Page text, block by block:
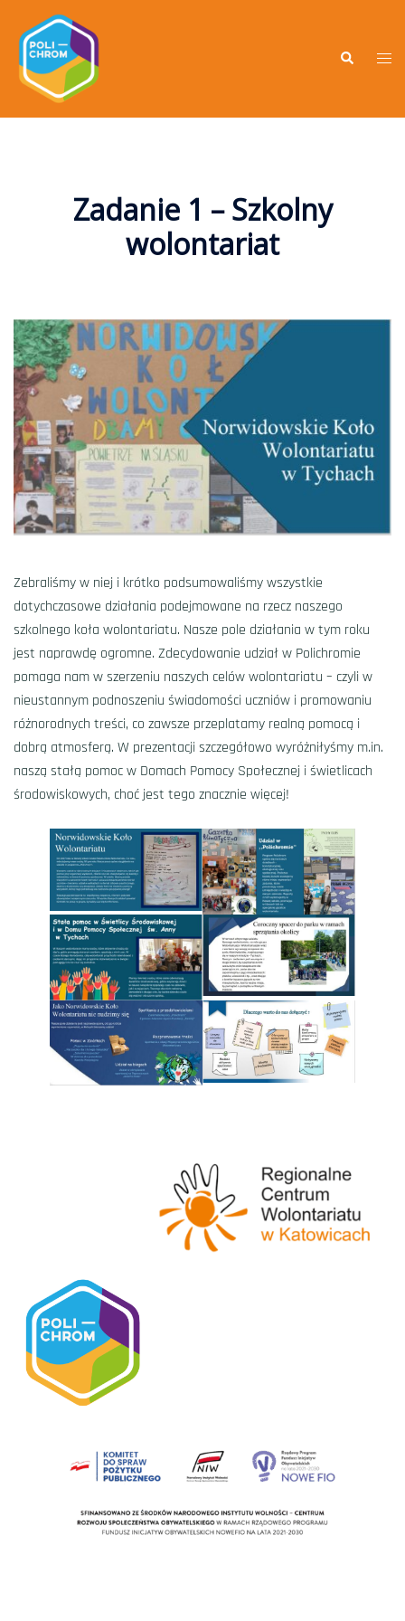
Zadanie 1 – Szkolny
wolontariat
Zebraliśmy w niej i krótko podsumowaliśmy wszystkie
dotychczasowe działania podejmowane na rzecz naszego
szkolnego koła wolontariatu. Nasze pole działania w tym roku
jest naprawdę ogromne. Zdecydowanie udział w Polichromie
pomaga nam w szerzeniu naszych celów wolontariatu – czyli w
nieustannym podnoszeniu świadomości uczniów i promowaniu
różnorodnych treści, co zawsze przeplatamy realną pomocą i
dobrą atmosferą. W prezentacji szczegółowo wyróżniłyśmy m.in.
naszą stałą pomoc w Domach Pomocy Społecznej i świetlicach
środowiskowych, choć jest tego znacznie więcej!